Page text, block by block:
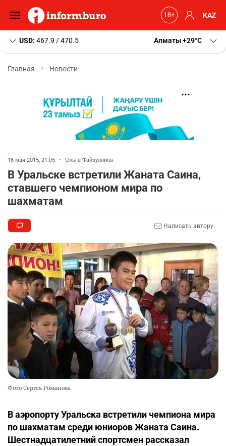
KAZ
USD: 467.9 / 470.5 Алматы+29 C
Главная Новости
18 мая 2015, 21:05 • Ольга Файзуллина
В Уральске встретили Жаната Саина,
ставшего чемпионом мира по
шахматам
Написать автору
Фото Сергея Романова
В аэропорту Уральска встретили чемпиона мира
по шахматам среди юниоров Жаната Саина.
Шестнадцатилетний спортсмен рассказал